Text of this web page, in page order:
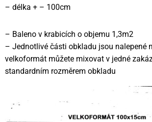
– délka + – 100cm
– Baleno v krabicích o objemu 1,3m2
– Jednotlivé části obkladu jsou nalepené
velkoformát můžete mixovat v jedné
standardním rozměrem obkladu